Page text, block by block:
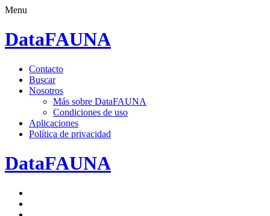
Menu
DataFAUNA
Saltar
contenido.
Contacto
Buscar
Nosotros
Más sobre DataFAUNA
Condiciones de uso
Aplicaciones
Política de privacidad
DataFAUNA